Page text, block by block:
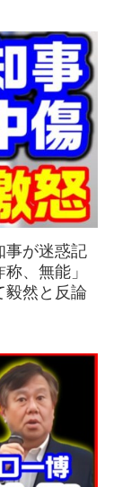
事が迷惑記
、無能」
毅然と反論